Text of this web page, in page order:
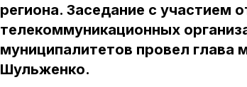
региона. Заседание с участием
телекоммуникационных
муниципалитетов провел глава
Шульженко.